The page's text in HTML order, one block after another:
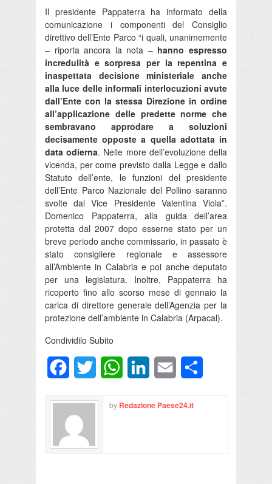
Il presidente Pappaterra ha informato della
comunicazione i componenti del Consiglio
direttivo dell’Ente Parco “i quali, unanimemente
– riporta ancora la nota – hanno espresso
incredulità e sorpresa per la repentina e
inaspettata decisione ministeriale anche
alla luce delle informali interlocuzioni avute
dall’Ente con la stessa Direzione in ordine
all’applicazione delle predette norme che
sembravano approdare a soluzioni
decisamente opposte a quella adottata in
data odierna. Nelle more dell’evoluzione della
vicenda, per come previsto dalla Legge e dallo
Statuto dell’ente, le funzioni del presidente
dell’Ente Parco Nazionale del Pollino saranno
svolte dal Vice Presidente Valentina Viola”.
Domenico Pappaterra, alla guida dell’area
protetta dal 2007 dopo esserne stato per un
breve periodo anche commissario, in passato è
stato consigliere regionale e assessore
all’Ambiente in Calabria e poi anche deputato
per una legislatura. Inoltre, Pappaterra ha
ricoperto fino allo scorso mese di gennaio la
carica di direttore generale dell’Agenzia per la
protezione dell’ambiente in Calabria (Arpacal).
Condividilo Subito
FacebookTwitter WhatsAppLinkedInEmail
by Redazione Paese24.it